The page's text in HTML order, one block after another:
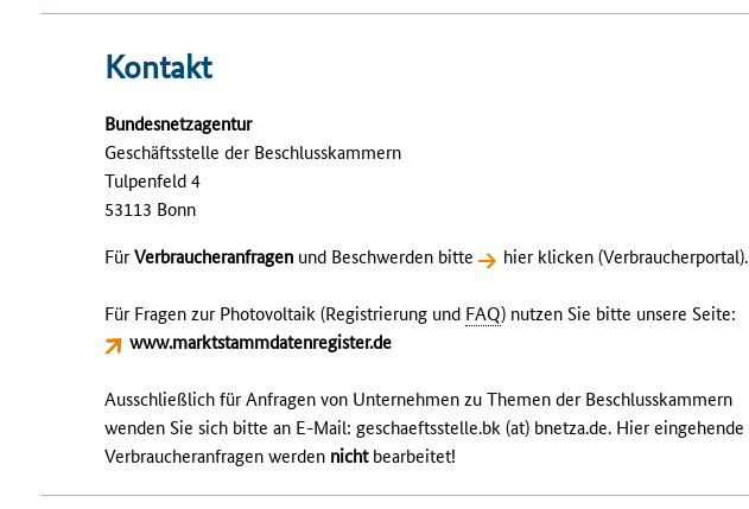
Kontakt
Bundesnetzagentur
Geschäftsstelle der Beschlusskammern
Tulpenfeld 4
53113 Bonn
FürVerbraucheranfragen und Beschwerden bitte hier klicken(Verbraucherportal).
Für Fragen zur Photovoltaik (Registrierung und FAQ) nutzen Sie bitte unsere Seite:
www.marktstammdatenregister.de
Ausschließlich für Anfragen von Unternehmen zu Themen der Beschlusskammern
wenden Sie sich bitte an E-Mail: geschaeftsstelle.bk (at) bnetza.de. Hier eingehende
Verbraucheranfragen werden nichtbearbeitet!